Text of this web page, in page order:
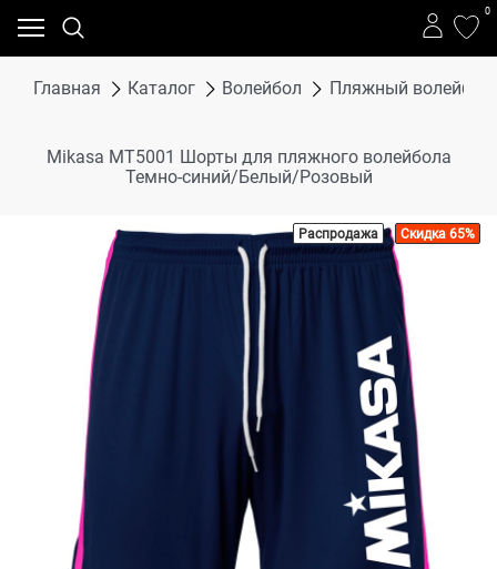
0
Главная Каталог Волейбол Пляжный волейбол
Mikasa MT5001 Шорты для пляжного волейбола
Темно-синий/Белый/Розовый
Распродажа Скидка 65%